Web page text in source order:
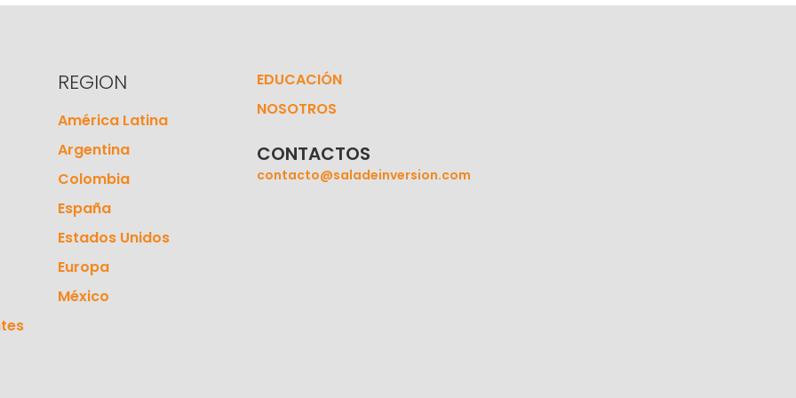
REGION
América Latina
Argentina
Colombia
España
Estados Unidos
Europa
México
EDUCACIÓN
NOSOTROS
CONTACTOS
contacto@saladeinversion.com